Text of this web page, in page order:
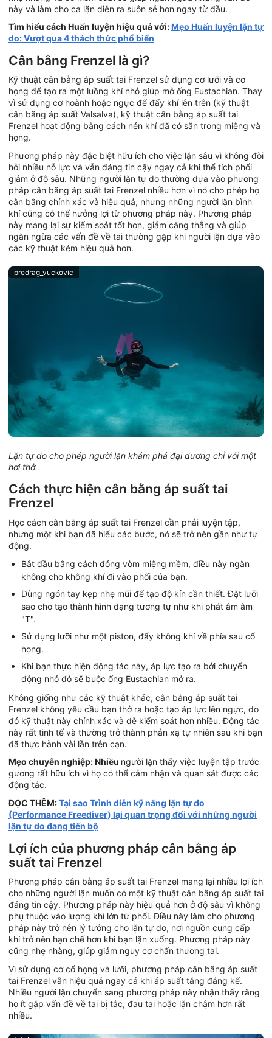
này và làm cho ca lặn diễn ra suôn sẻ hơn ngay từ đầu.
Tìm hiểu cách Huấn luyện hiệu quả với:Mẹo Huấn luyện lặn tự
do: Vượt qua 4 thách thức phổ biến
Cân bằng Frenzel là gì?
Kỹ thuật cân bằng áp suất tai Frenzel sử dụng cơ lưỡi và cơ
họng để tạo ra một luồng khí nhỏ giúp mở ống Eustachian. Thay
vì sử dụng cơ hoành hoặc ngực để đẩy khí lên trên (kỹ thuật
cân bằng áp suất Valsalva), kỹ thuật cân bằng áp suất tai
Frenzel hoạt động bằng cách nén khí đã có sẵn trong miệng và
họng.
Phương pháp này đặc biệt hữu ích cho việc lặn sâu vì không đòi
hỏi nhiều nỗ lực và vẫn đáng tin cậy ngay cả khi thể tích phổi
giảm ở độ sâu. Những người lặn tự do thường dựa vào phương
pháp cân bằng áp suất tai Frenzel nhiều hơn vì nó cho phép họ
cân bằng chính xác và hiệu quả, nhưng những người lặn bình
khí cũng có thể hưởng lợi từ phương pháp này. Phương pháp
này mang lại sự kiểm soát tốt hơn, giảm căng thẳng và giúp
ngăn ngừa các vấn đề về tai thường gặp khi người lặn dựa vào
các kỹ thuật kém hiệu quả hơn.
predrag_vuckovic
Lặn tự do cho phép người lặn khám phá đại dương chỉ với một
hơi thở.
Cách thực hiện cân bằng áp suất tai
Frenzel
Học cách cân bằng áp suất tai Frenzel cần phải luyện tập,
nhưng một khi bạn đã hiểu các bước, nó sẽ trở nên gần như tự
động.
Bắt đầu bằng cách đóng vòm miệng mềm, điều này ngăn
không cho không khí đi vào phổi của bạn.
Dùng ngón tay kẹp nhẹ mũi để tạo độ kín cần thiết. Đặt lưỡi
sao cho tạo thành hình dạng tương tự như khi phát âm âm
"T".
Sử dụng lưỡi như một piston, đẩy không khí về phía sau cổ
họng.
Khi bạn thực hiện động tác này, áp lực tạo ra bởi chuyển
động nhỏ đó sẽ buộc ống Eustachian mở ra.
Không giống như các kỹ thuật khác, cân bằng áp suất tai
Frenzel không yêu cầu bạn thở ra hoặc tạo áp lực lên ngực, do
đó kỹ thuật này chính xác và dễ kiểm soát hơn nhiều. Động tác
này rất tinh tế và thường trở thành phản xạ tự nhiên sau khi bạn
đã thực hành vài lần trên cạn.
Mẹo chuyên nghiệp: Nhiều người lặn thấy việc luyện tập trước
gương rất hữu ích vì họ có thể cảm nhận và quan sát được các
động tác.
ĐỌC THÊM:Tại sao Trình diễn kỹ năng lặn tự do
(Performance Freediver) lại quan trọng đối với những người
lặn tự do đang tiến bộ
Lợi ích của phương pháp cân bằng áp
suất tai Frenzel
Phương pháp cân bằng áp suất tai Frenzel mang lại nhiều lợi ích
cho những người lặn muốn có một kỹ thuật cân bằng áp suất tai
đáng tin cậy. Phương pháp này hiệu quả hơn ở độ sâu vì không
phụ thuộc vào lượng khí lớn từ phổi. Điều này làm cho phương
pháp này trở nên lý tưởng cho lặn tự do, nơi nguồn cung cấp
khí trở nên hạn chế hơn khi bạn lặn xuống. Phương pháp này
cũng nhẹ nhàng, giúp giảm nguy cơ chấn thương tai.
Vì sử dụng cơ cổ họng và lưỡi, phương pháp cân bằng áp suất
tai Frenzel vẫn hiệu quả ngay cả khi áp suất tăng đáng kể.
Nhiều người lặn chuyển sang phương pháp này nhận thấy rằng
họ ít gặp vấn đề về tai bị tắc, đau tai hoặc lặn chậm hơn rất
nhiều.